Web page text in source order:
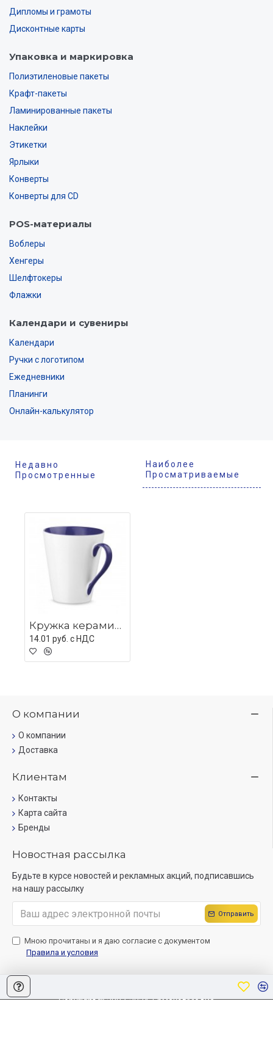
Дипломы и грамоты
Дисконтные карты
Упаковка и маркировка
Полиэтиленовые пакеты
Крафт-пакеты
Ламинированные пакеты
Наклейки
Этикетки
Ярлыки
Конверты
Конверты для CD
POS-материалы
Воблеры
Хенгеры
Шелфтокеры
Флажки
Календари и сувениры
Календари
Ручки с логотипом
Ежедневники
Планинги
Онлайн-калькулятор
Недавно
Просмотренные
Наиболее
Просматриваемые
Кружка керамическая COLBY, темно-синяя
14.01 руб. c НДС
О компании
О компании
Доставка
Клиентам
Контакты
Карта сайта
Бренды
Новостная рассылка
Будьте в курсе новостей и рекламных акций, подписавшись
на нашу рассылку
Отправить
Мною прочитаны и я даю согласие с документом
Правила и условия
Copyright © 2007-2024, ЕрмаковМедиа